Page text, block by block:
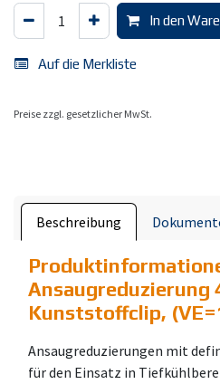
In den
Auf die Merkliste
Preise zzgl. gesetzlicher MwSt.
Beschreibung
Ansaugreduzierung
Kunststoffclip,
Ansaugreduzierungen mit
für den Einsatz in